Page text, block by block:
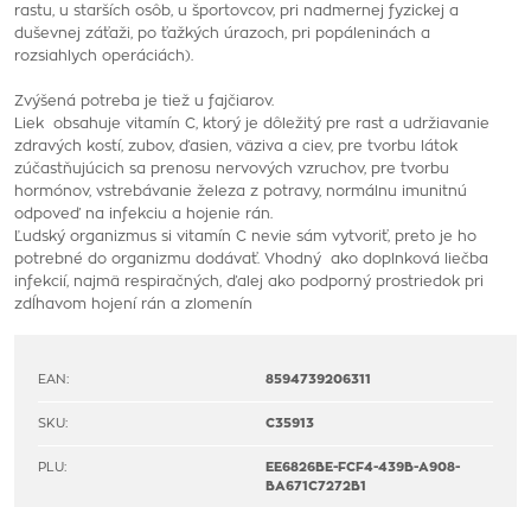
rastu, u starších osôb, u športovcov, pri nadmernej fyzickej a
duševnej záťaži, po ťažkých úrazoch, pri popáleninách a
rozsiahlych operáciách).
Zvýšená potreba je tiež u fajčiarov.
Liek obsahuje vitamín C, ktorý je dôležitý pre rast a udržiavanie
zdravých kostí, zubov, ďasien, väziva a ciev, pre tvorbu látok
zúčastňujúcich sa prenosu nervových vzruchov, pre tvorbu
hormónov, vstrebávanie železa z potravy, normálnu imunitnú
odpoveď na infekciu a hojenie rán.
Ľudský organizmus si vitamín C nevie sám vytvoriť, preto je ho
potrebné do organizmu dodávať. Vhodný ako doplnková liečba
infekcií, najmä respiračných, ďalej ako podporný prostriedok pri
zdĺhavom hojení rán a zlomenín
EAN: 8594739206311
SKU: C35913
PLU:
EE6826BE-FCF4-439B-A908-
BA671C7272B1